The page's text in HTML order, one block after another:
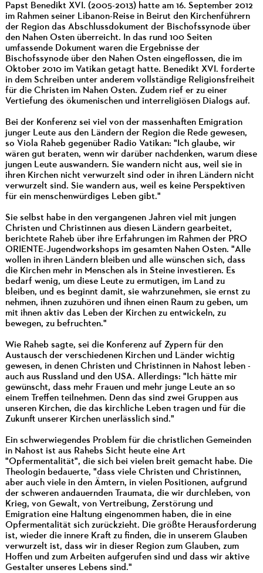
Papst Benedikt XVI. (2005-2013) hatte am 16. September 2012
im Rahmen seiner Libanon-Reise in Beirut den Kirchenführern
der Region das Abschlussdokument der Bischofssynode über
den Nahen Osten überreicht. In das rund 100 Seiten
umfassende Dokument waren die Ergebnisse der
Bischofssynode über den Nahen Osten eingeflossen, die im
Oktober 2010 im Vatikan getagt hatte. Benedikt XVI. forderte
in dem Schreiben unter anderem vollständige Religionsfreiheit
für die Christen im Nahen Osten. Zudem rief er zu einer
Vertiefung des ökumenischen und interreligiösen Dialogs auf.
Bei der Konferenz sei viel von der massenhaften Emigration
junger Leute aus den Ländern der Region die Rede gewesen,
so Viola Raheb gegenüber Radio Vatikan: "Ich glaube, wir
wären gut beraten, wenn wir darüber nachdenken, warum diese
jungen Leute auswandern. Sie wandern nicht aus, weil sie in
ihren Kirchen nicht verwurzelt sind oder in ihren Ländern nicht
verwurzelt sind. Sie wandern aus, weil es keine Perspektiven
für ein menschenwürdiges Leben gibt."
Sie selbst habe in den vergangenen Jahren viel mit jungen
Christen und Christinnen aus diesen Ländern gearbeitet,
berichtete Raheb über ihre Erfahrungen im Rahmen der PRO
ORIENTE-Jugendworkshops im gesamten Nahen Osten. "Alle
wollen in ihren Ländern bleiben und alle wünschen sich, dass
die Kirchen mehr in Menschen als in Steine investieren. Es
bedarf wenig, um diese Leute zu ermutigen, im Land zu
bleiben, und es beginnt damit, sie wahrzunehmen, sie ernst zu
nehmen, ihnen zuzuhören und ihnen einen Raum zu geben, um
mit ihnen aktiv das Leben der Kirchen zu entwickeln, zu
bewegen, zu befruchten."
Wie Raheb sagte, sei die Konferenz auf Zypern für den
Austausch der verschiedenen Kirchen und Länder wichtig
gewesen, in denen Christen und Christinnen in Nahost leben -
auch aus Russland und den USA. Allerdings: "Ich hätte mir
gewünscht, dass mehr Frauen und mehr junge Leute an so
einem Treffen teilnehmen. Denn das sind zwei Gruppen aus
unseren Kirchen, die das kirchliche Leben tragen und für die
Zukunft unserer Kirchen unerlässlich sind."
Ein schwerwiegendes Problem für die christlichen Gemeinden
in Nahost ist aus Rahebs Sicht heute eine Art
"Opfermentalität", die sich bei vielen breit gemacht habe. Die
Theologin bedauerte, "dass viele Christen und Christinnen,
aber auch viele in den Ämtern, in vielen Positionen, aufgrund
der schweren andauernden Traumata, die wir durchleben, von
Krieg, von Gewalt, von Vertreibung, Zerstörung und
Emigration eine Haltung eingenommen haben, die in eine
Opfermentalität sich zurückzieht. Die größte Herausforderung
ist, wieder die innere Kraft zu finden, die in unserem Glauben
verwurzelt ist, dass wir in dieser Region zum Glauben, zum
Hoffen und zum Arbeiten aufgerufen sind und dass wir aktive
Gestalter unseres Lebens sind."